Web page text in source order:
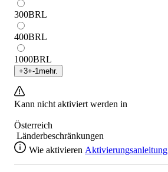
300BRL
400BRL
1000BRL
+3+-1 mehr.
Kann nicht aktiviert werden in
Österreich
Länderbeschränkungen
Wie aktivieren Aktivierungsanleitung